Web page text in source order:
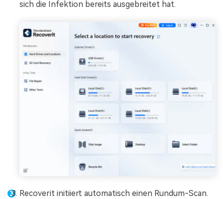
sich die Infektion bereits ausgebreitet hat.
Recoverit initiiert automatisch einen Rundum-Scan.